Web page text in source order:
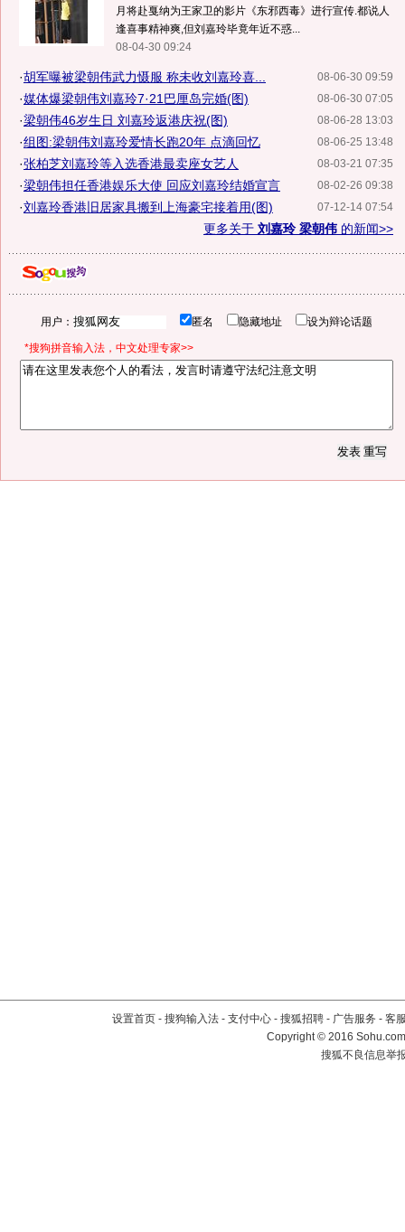
月将赴戛纳为王家卫的影片《东邪西毒》进行宣传.都说人
逢喜事精神爽,但刘嘉玲毕竟年近不惑...
08-04-30 09:24
08-06-30 09:59
·胡军曝被梁朝伟武力慑服 称未收刘嘉玲喜...
08-06-30 07:05
·媒体爆梁朝伟刘嘉玲7·21巴厘岛完婚(图)
08-06-28 13:03
·梁朝伟46岁生日 刘嘉玲返港庆祝(图)
08-06-25 13:48
·组图:梁朝伟刘嘉玲爱情长跑20年 点滴回忆
08-03-21 07:35
·张柏芝刘嘉玲等入选香港最卖座女艺人
08-02-26 09:38
·梁朝伟担任香港娱乐大使 回应刘嘉玲结婚宣言
07-12-14 07:54
·刘嘉玲香港旧居家具搬到上海豪宅接着用(图)
更多关于 刘嘉玲 梁朝伟 的新闻>>
用户： 匿名 隐藏地址 设为辩论话题
*搜狗拼音输入法，中文处理专家>>
设置首页 - 搜狗输入法 - 支付中心 - 搜狐招聘 - 广告服务 - 客
Copyright©2016
搜狐不良信息举